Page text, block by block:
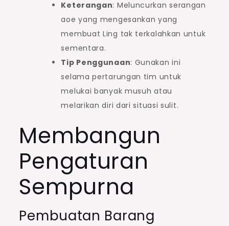
Keterangan: Meluncurkan serangan
aoe yang mengesankan yang
membuat Ling tak terkalahkan untuk
sementara.
Tip Penggunaan: Gunakan ini
selama pertarungan tim untuk
melukai banyak musuh atau
melarikan diri dari situasi sulit.
Membangun
Pengaturan
Sempurna
Pembuatan Barang